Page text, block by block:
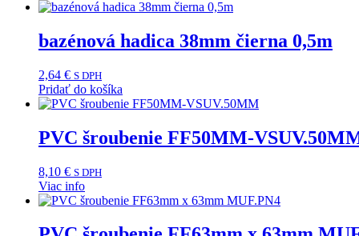
bazénová hadica 38mm čierna 0,5m
2,64 € S DPH
Pridať do košíka
PVC šroubenie FF50MM-
8,10 € S DPH
Viac info